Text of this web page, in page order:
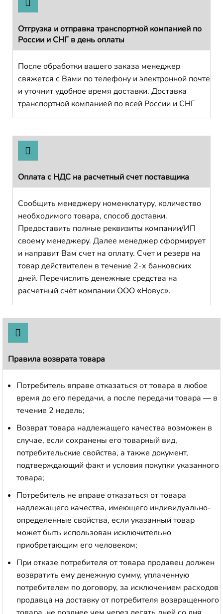
Отгрузка и отправка транспортной компанией по
России и СНГ в день оплаты
После обработки вашего заказа менеджер
свяжется с Вами по телефону и электронной почте
и уточнит удобное время доставки. Доставка
транспортной компанией по всей России и СНГ
Оплата с НДС на расчетный счет поставщика
Сообщить менеджеру номенклатуру, количество
необходимого товара, способ доставки.
Предоставить полные реквизиты компании/ИП
своему менеджеру. Далее менеджер сформирует
и направит Вам счет на оплату. Счет и резерв на
товар действителен в течение 2-х банковских
дней. Перечислить денежные средства на
расчетный счёт компании ООО «Новус».
Правила возврата товара
Потребитель вправе отказаться от товара в любое
время до его передачи, а после передачи товара — в
течение 2 недель;
Возврат товара надлежащего качества возможен в
случае, если сохранены его товарный вид,
потребительские свойства, а также документ,
подтверждающий факт и условия покупки указанного
товара;
Потребитель не вправе отказаться от товара
надлежащего качества, имеющего индивидуально-
определенные свойства, если указанный товар
может быть использован исключительно
приобретающим его человеком;
При отказе потребителя от товара продавец должен
возвратить ему денежную сумму, уплаченную
потребителем по договору, за исключением расходов
продавца на доставку от потребителя возвращенного